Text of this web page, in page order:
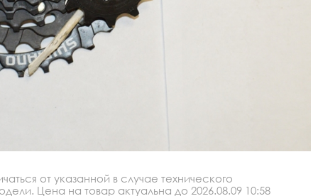
от указанной в случае технического
Цена на товар актуальна до 2026.08.09 10:58